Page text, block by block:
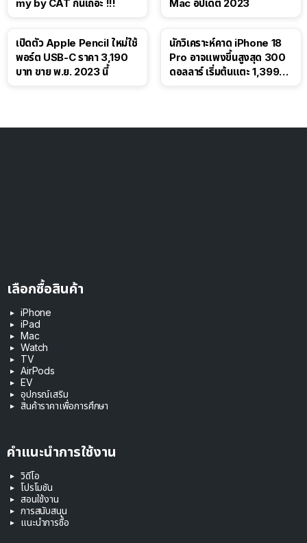
my by CAT กันเถอะ !!!
Mac อัปเดต 2023
เปิดตัว Apple Pencil ใหม่ใช้
พอร์ต USB-C ราคา 3,190
บาท ขาย พ.ย. 2023 นี้
นักวิเคราะห์คาด iPhone 18
Pro อาจแพงขึ้นสูงสุด 300
ดอลลาร์ เริ่มต้นแตะ 1,399
เลือกซื้อสินค้า
iPhone
iPad
Mac
Watch
TV
AirPods
EV
อุปกรณ์เสริม
สินค้าราคาเพื่อการศึกษา
คำแนะนำการใช้งาน
วิดีโอ
โปรโมชัน
สอนใช้งาน
การสนับสนุน
แนะนำการซื้อ